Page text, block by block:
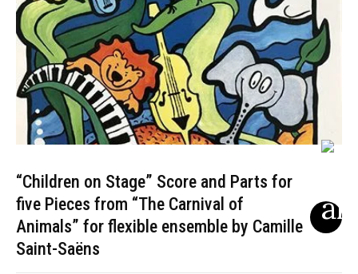
“Children on Stage” Score and Parts for
five Pieces from “The Carnival of
Animals” for flexible ensemble by Camille
Saint-Saëns